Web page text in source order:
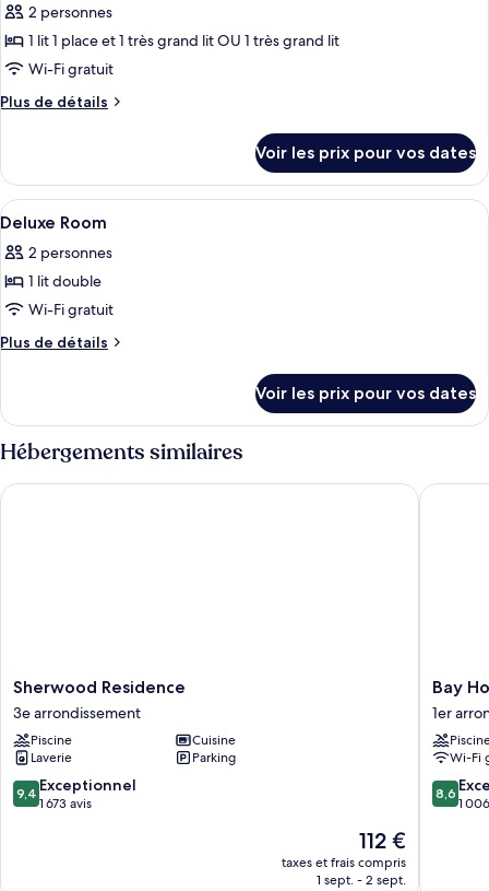
Orchids
Suite
les
photos
pour
ce
chambre :
Suite
Double
Or
Twin
2 personnes
1 lit 1 place et 1 très grand lit OU 1 très grand lit
Wi-Fi gratuit
Plus de détails
Plus
le
type
de
Suite
Double
Twin
Voir les prix pour vos dates
Afficher
toutes
les
photos
pour
ce
chambre :
Deluxe
Room
Literie hypoallergénique, minibar,
5
Deluxe Room
2 personnes
1 lit double
Wi-Fi gratuit
Plus de détails
Plus
le
type
de
Deluxe
Voir les prix pour vos dates
Hébergements similaires
Sherwood
Residence
3e
arrondissement
Sherwood Residence
3e arrondissement
Piscine
Cuisine
Laverie
Parking
9.4
sur
9,4 Exceptionnel
1 673 avis
Le
nouveau
prix
112 €
taxes et frais compris
1 sept. - 2 sept.
Sherwood Residence
Bay
Hotel
Ho
Chi
Minh
1er
Bay
1er
Wi-Fi
8.6
sur
8,6
1
Bay